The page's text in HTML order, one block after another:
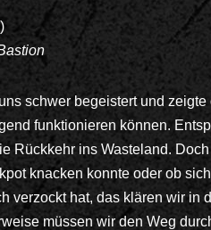
schwer begeistert und
funktionieren können.
Rückkehr ins Wasteland.
knacken konnte oder ob
verzockt hat, das klären wir in
müssen wir den Weg